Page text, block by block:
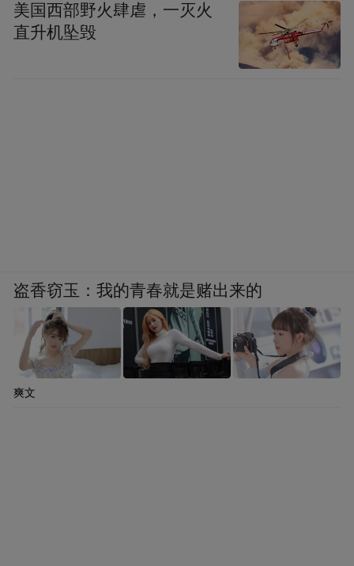
美国西部野火肆虐，一灭火
直升机坠毁
盗香窃玉：我的青春就是赌出来的
爽文